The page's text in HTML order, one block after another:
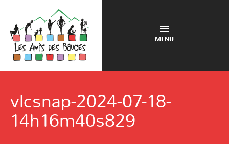
MENU
vlcsnap-2024-07-18-
14h16m40s829